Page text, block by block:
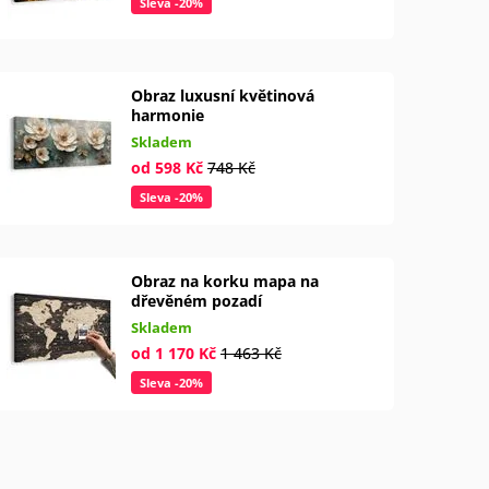
Obraz luxusní květinová
harmonie
Skladem
od 598 Kč 748 Kč
Sleva -20%
Obraz na korku mapa na
dřevěném pozadí
Skladem
od 1 170 Kč 1 463 Kč
Sleva -20%